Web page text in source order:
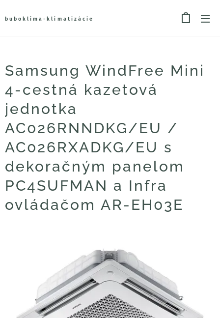
buboklima-klimatizácie
Samsung WindFree Mini
4-cestná kazetová
jednotka
AC026RNNDKG/EU /
AC026RXADKG/EU s
dekoračným panelom
PC4SUFMAN a Infra
ovládačom AR-EH03E